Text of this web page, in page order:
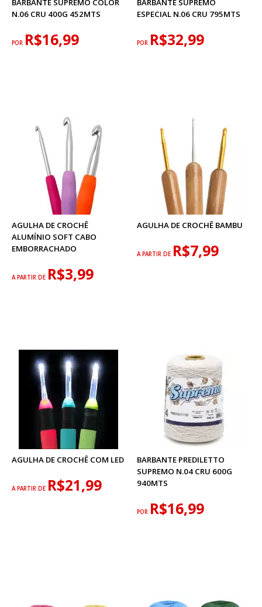
BARBANTE SUPREMO COLOR
N.06 CRU 400G 452MTS
POR R$16,99
BARBANTE SUPREMO
ESPECIAL N.06 CRU 795MTS
POR R$32,99
AGULHA DE CROCHÊ
ALUMÍNIO SOFT CABO
EMBORRACHADO
A PARTIR DE R$3,99
AGULHA DE CROCHÊ BAMBU
A PARTIR DE R$7,99
AGULHA DE CROCHÊ COM LED
A PARTIR DE R$21,99
BARBANTE PREDILETTO
SUPREMO N.04 CRU 600G
940MTS
POR R$16,99